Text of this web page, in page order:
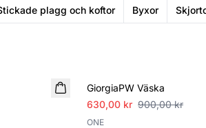
plagg och koftor Byxor
GiorgiaPW Väska
630,00 kr 900,00 kr
ONE